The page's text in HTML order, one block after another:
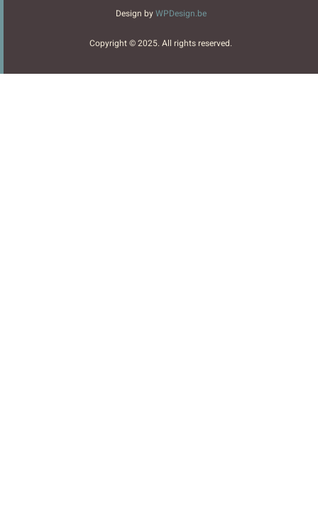
Design byWPDesign.be
Copyright © 2025. All rights reserved.